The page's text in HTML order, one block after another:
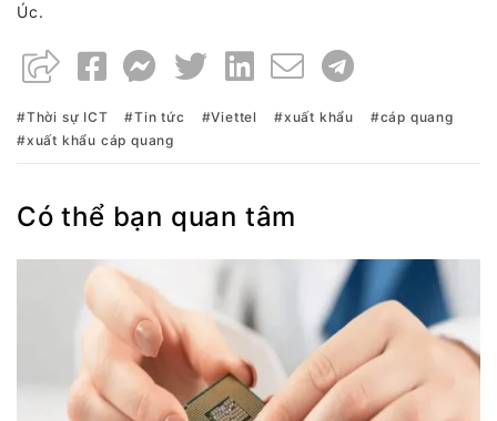
Úc.
Thời sự ICT Tin tức Viettel xuất khẩu
cáp quang
xuất khẩu cáp quang
Có thể bạn quan tâm